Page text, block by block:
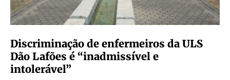
Discriminação de enfermeiros da ULS
Dão Lafões é “inadmissível e
intolerável”